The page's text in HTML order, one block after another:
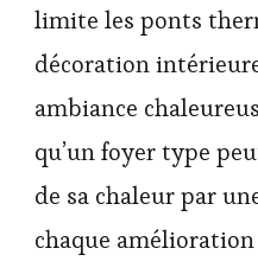
limite les ponts
décoration
ambiance
qu’un foyer type
de sa chaleur par
chaque